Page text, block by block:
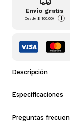
Envío gratis
Desde$ 100.000 i
Descripción
Especificaciones
Preguntas